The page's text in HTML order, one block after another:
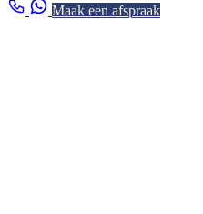
Maak een afspraak